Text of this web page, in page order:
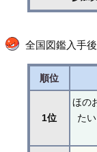
全国図鑑入手後
順位
1位
ほの
た